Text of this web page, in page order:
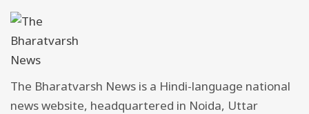
The Bharatvarsh News is a Hindi-language national
news website, headquartered in Noida, Uttar